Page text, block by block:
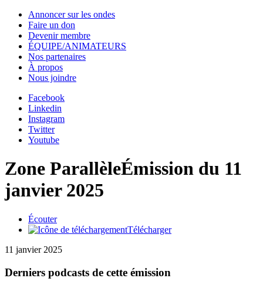
Annoncer sur les ondes
Faire un don
Devenir membre
ÉQUIPE/ANIMATEURS
Nos partenaires
À propos
Nous joindre
Facebook
Linkedin
Instagram
Twitter
Youtube
Zone ParallèleÉmission du 11
janvier 2025
Écouter
Télécharger
11 janvier 2025
Derniers podcasts de cette émission